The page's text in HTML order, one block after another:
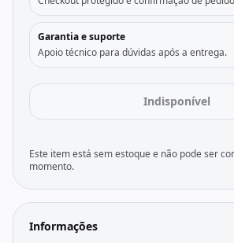
Garantia e suporte
Apoio técnico para dúvidas após a entrega.
Indisponível
Este item está sem estoque e não pode ser
momento.
Informações